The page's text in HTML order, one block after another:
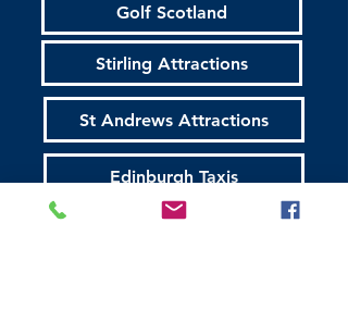
Golf Scotland
Stirling Attractions
St Andrews Attractions
Edinburgh Taxis